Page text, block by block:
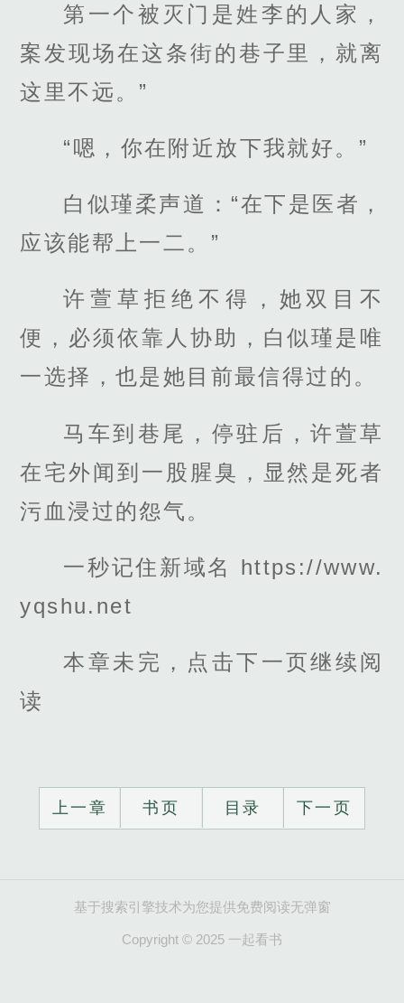
第一个被灭门是姓李的人家，
案发现场在这条街的巷子里，就离
这里不远。”
“嗯，你在附近放下我就好。”
白似瑾柔声道：“在下是医者，
应该能帮上一二。”
许萱草拒绝不得，她双目不
便，必须依靠人协助，白似瑾是唯
一选择，也是她目前最信得过的。
马车到巷尾，停驻后，许萱草
在宅外闻到一股腥臭，显然是死者
污血浸过的怨气。
一秒记住新域名 https://www.
yqshu.net
本章未完，点击下一页继续阅
读
上一章 书页 目录 下一页
基于搜索引擎技术为您提供免费阅读无弹窗
Copyright © 2025 一起看书